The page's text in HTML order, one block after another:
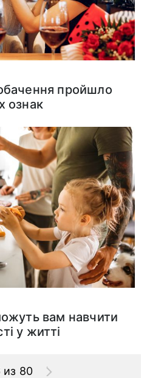
пройшло
ознак
вам навчити
у житті
из 80